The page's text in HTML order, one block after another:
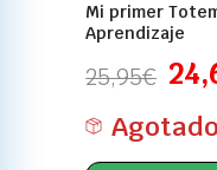
Mi primer
Aprendizaje
25,95€
Agotado